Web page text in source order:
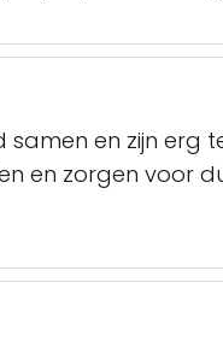
en zijn erg
en zorgen voor